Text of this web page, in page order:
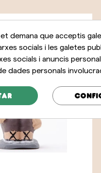
demana que acceptis
socials i les galetes
socials i anuncis
dades personals